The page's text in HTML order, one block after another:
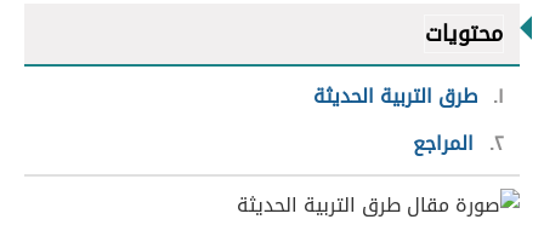
محتويات
١ طرق التربية الحديثة
٢ المراجع